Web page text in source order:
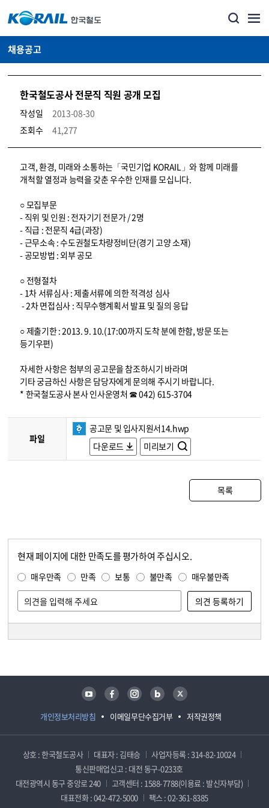
채용공고
한국철도공사 전문직 직원 공개 모집
작성일
2013-08-30
조회수
41,277
코레일소개_경영공시_채용공고 상세보기 – 내용, 파일, 담당자 연락처로 구성
고객, 환경, 미래와 소통하는「국민기업 KORAIL」와 함께 미래를
개척할 열정과 능력을 갖춘 우수한 인재를 모십니다.
○ 모집부문
- 직위 및 인원 : 전자기기 전문가 / 2명
- 직급 : 전문직 4급(과장)
- 근무소속 : 수도권철도차량정비단(경기 고양 소재)
- 공모방법 : 외부 공모
○ 전형절차
- 1차 서류심사 : 제출서류에 의한 적격성 심사
- 2차 면접심사 : 직무수행계획서 발표 및 질의 응답
○ 제출기한 : 2013. 9. 10.(17:00까지 도착 분에 한함, 방문 또는
등기우편)
자세한 사항은 첨부의 공고문을 참조하시기 바라며
기타 궁금하신 사항은 담당자에게 문의해 주시기 바랍니다.
* 한국철도공사 본사 인사운영처 ☎ 042) 615-3704
파일
공고문 및 입사지원서14.hwp
다운로드
미리보기
목록
현재 페이지에 대한 만족도를 평가하여 주십시오.
매우만족 만족 보통 불만족 매우불만족
개인정보처리방침 이메일무단수집거부 저작권정책
유튜브 페이스북 인스타그램 블로그 트위터
상호 : 한국철도공사 대표자 : 김태승
사업자등록 : 314-82-10024
통신판매업신고 : 대전 동구-0233호
대전광역시 동구 중앙로 240
고객센터 : 1588-7788(이용료 : 발신자부담)
대표전화 : 042-472-5000
팩스 : 02-361-8385